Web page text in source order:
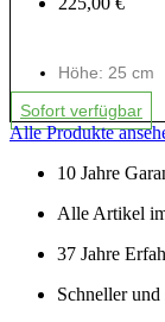
Höhe: 25 cm
Sofort verfügbar
Alle Produkte
10 Jahre
Alle Artikel
37 Jahre
Schneller und